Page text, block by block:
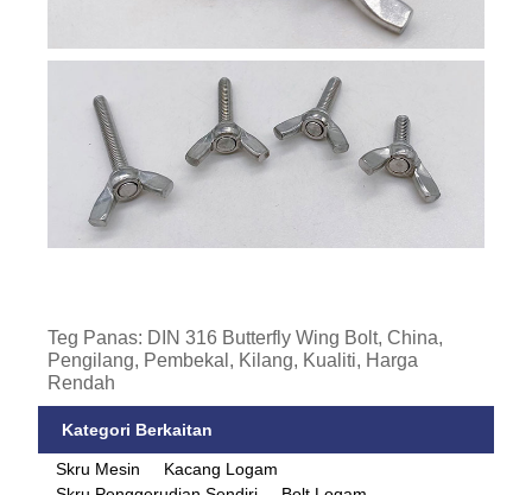
Teg Panas: DIN 316 Butterfly Wing Bolt, China,
Pengilang, Pembekal, Kilang, Kualiti, Harga
Rendah
Kategori Berkaitan
Skru Mesin
Kacang Logam